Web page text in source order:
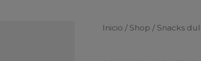
Inicio / Shop / Snacks